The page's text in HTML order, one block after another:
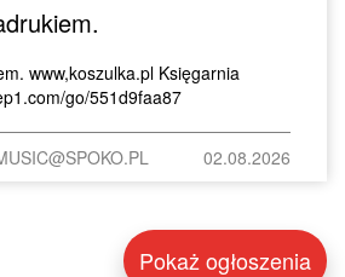
www,koszulka.pl Księgarnia
go/551d9faa87
02.08.2026
Pokaż ogłoszenia